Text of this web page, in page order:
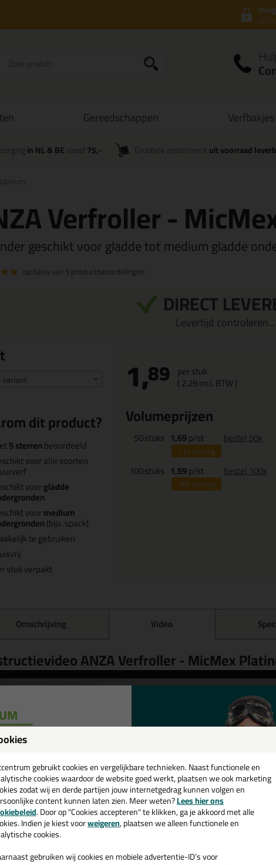
Gereedschappen
in NL & BEvanaf 75,- Grootste assortiment uit voorraad
Verfroller -
geschikt voor gladde tot medium gladde
op basis van 5 productbeoordelingen
DIRECT
Levertijd controleren...
variant
dit product?
5 sterrenbeoordeeld
voor alle soorten
voorgladde
voormedium
(bijv. spack)
te gebruiken
stuk verpakt
1,89 per stuk
(2,29incl. BTW )
Volumeprijzen
50stuks 1,69p/st
11%korting
bestel 50x
100stuks 1,59p/st
16%korting
bestel 100x
Omschrijving Video
ANZA Verfroller - MicMex
gebruikt cookies en vergelijkbare technieken. Naast functionele en
cookies waardoor de website goed werkt, plaatsen we ook marketing
zodat wij en derde partijen jouw internetgedrag kunnen volgen en
content kunnen laten zien. Meer weten?Lees hier ons
. Door op "Cookies accepteren" te klikken, ga je akkoord met alle
Indien je kiest voorweigeren, plaatsen we alleen functionele en
cookies.
gebruiken wij cookies en mobiele advertentie-ID’s voor
💚
en ontvang een
€35,-bij je eerste bestelling!